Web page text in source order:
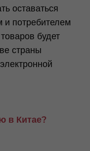
оставаться
и потребителем
будет
страны
в Китае?